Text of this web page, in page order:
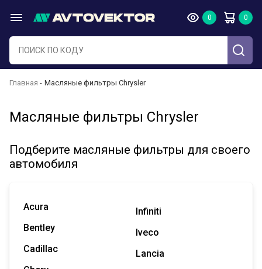
Главная Масляные фильтры Chrysler
Масляные фильтры Chrysler
Подберите масляные фильтры для своего
автомобиля
Acura
Bentley
Cadillac
Infiniti
Iveco
Lancia